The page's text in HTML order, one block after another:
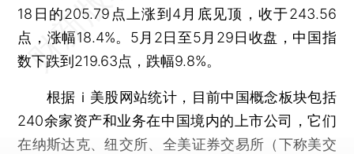
18日的205.79点上涨到4月底见顶，收于243.56
点，涨幅18.4%。5月2日至5月29日收盘，中国指
数下跌到219.63点，跌幅9.8%。
根据ｉ美股网站统计，目前中国概念板块包括
240余家资产和业务在中国境内的上市公司，它们
在纳斯达克、纽交所、全美证券交易所（下称美交